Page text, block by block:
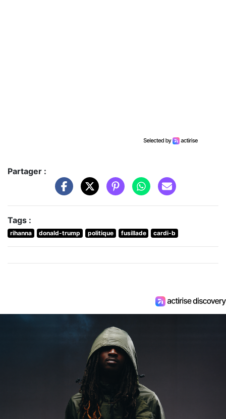
Partager :
Tags :
rihanna donald-trump politique fusillade cardi-b